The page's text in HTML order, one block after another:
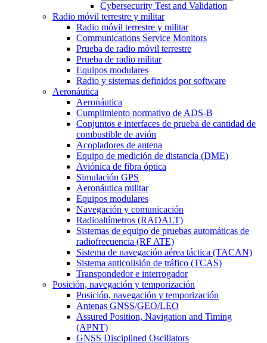
Cybersecurity Test and Validation
Radio móvil terrestre y militar
Radio móvil terrestre y militar
Communications Service Monitors
Prueba de radio móvil terrestre
Prueba de radio militar
Equipos modulares
Radio y sistemas definidos por software
Aeronáutica
Aeronáutica
Cumplimiento normativo de ADS-B
Conjuntos e interfaces de prueba de cantidad de
combustible de avión
Acopladores de antena
Equipo de medición de distancia (DME)
Aviónica de fibra óptica
Simulación GPS
Aeronáutica militar
Equipos modulares
Navegación y comunicación
Radioaltímetros (RADALT)
Sistemas de equipo de pruebas automáticas de
radiofrecuencia (RF ATE)
Sistema de navegación aérea táctica (TACAN)
Sistema anticolisión de tráfico (TCAS)
Transpondedor e interrogador
Posición, navegación y temporización
Posición, navegación y temporización
Antenas GNSS/GEO/LEO
Assured Position, Navigation and Timing
(APNT)
GNSS Disciplined Oscillators